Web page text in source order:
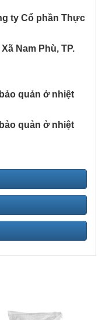
ty Cổ phần Thực
Nam Phù, TP.
quản ở nhiệt
quản ở nhiệt